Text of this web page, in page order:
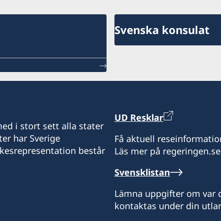
Svenska konsulat
i stort sett alla stater
har Sverige
består
UD Resklar
Få aktuell
Läs mer på
Svensklistan
Lämna uppgifter om var
kontaktas under din